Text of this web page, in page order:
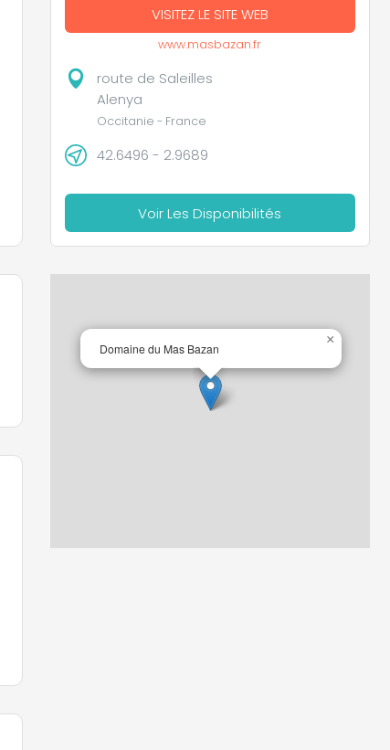
VISITEZ LE SITE WEB
www.masbazan.fr
route de Saleilles
Alenya
Occitanie - France
42.6496 - 2.9689
Voir Les Disponibilités
Domaine du Mas Bazan
×